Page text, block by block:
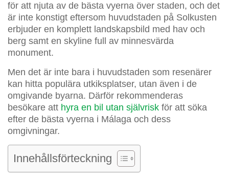
för att njuta av de bästa vyerna över staden, och det
är inte konstigt eftersom huvudstaden på Solkusten
erbjuder en komplett landskapsbild med hav och
berg samt en skyline full av minnesvärda
monument.
Men det är inte bara i huvudstaden som resenärer
kan hitta populära utkiksplatser, utan även i de
omgivande byarna. Därför rekommenderas
besökare att hyra en bil utan självrisk för att söka
efter de bästa vyerna i Málaga och dess
omgivningar.
Innehållsförteckning